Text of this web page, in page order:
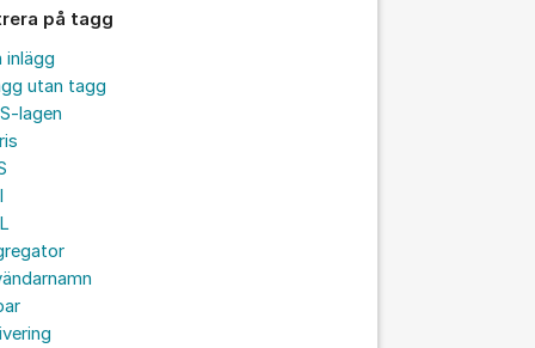
på tagg
inlägg
utan tagg
lagen